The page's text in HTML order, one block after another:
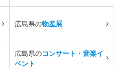
広島県の物産展
広島県のコンサート・音楽イ
ベント